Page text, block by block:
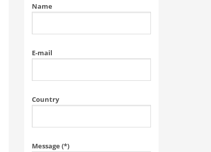
Name
E-mail
Country
Message (*)